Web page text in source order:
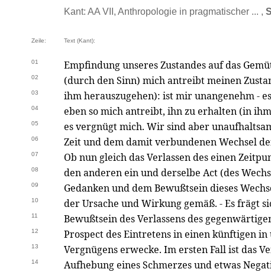
Kant: AA VII, Anthropologie in pragmatischer ... ,
Zeile: Text (Kant):
01 Empfindung unseres Zustandes auf das
02 (durch den Sinn) mich antreibt meinen
03 ihm herauszugehen): ist mir unangenehm -
04 eben so mich antreibt, ihn zu erhalten (in
05 es vergnügt mich. Wir sind aber
06 Zeit und dem damit verbundenen Wechsel
07 Ob nun gleich das Verlassen des einen
08 den anderen ein und derselbe Act (des
09 Gedanken und dem Bewußtsein dieses
10 der Ursache und Wirkung gemäß. - Es frägt
11 Bewußtsein des Verlassens des
12 Prospect des Eintretens in einen künftigen
13 Vergnügens erwecke. Im ersten Fall ist das
14 Aufhebung eines Schmerzes und etwas